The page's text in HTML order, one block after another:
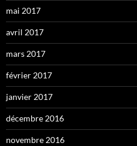
mai 2017
avril 2017
mars 2017
février 2017
janvier 2017
décembre 2016
novembre 2016